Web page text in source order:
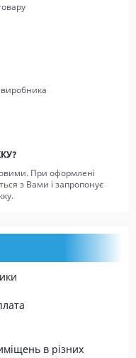
виробника
При оформлені
з Вами і запропонує
в різних